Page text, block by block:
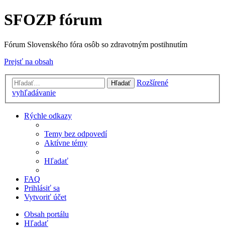
SFOZP fórum
Fórum Slovenského fóra osôb so zdravotným postihnutím
Prejsť na obsah
Hľadať
Rozšírené
vyhľadávanie
Rýchle odkazy
Temy bez odpovedí
Aktívne témy
Hľadať
FAQ
Prihlásiť sa
Vytvoriť účet
Obsah portálu
Hľadať